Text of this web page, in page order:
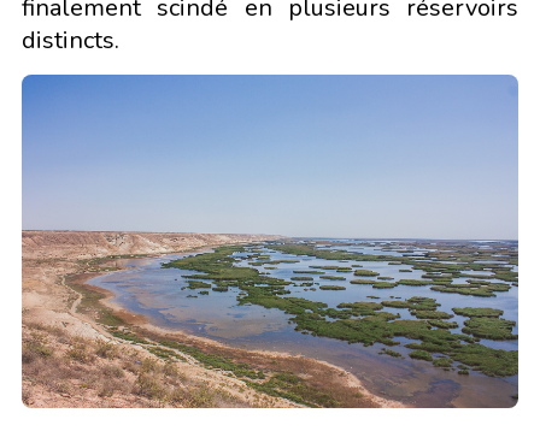
finalement scindé en plusieurs réservoirs
distincts.